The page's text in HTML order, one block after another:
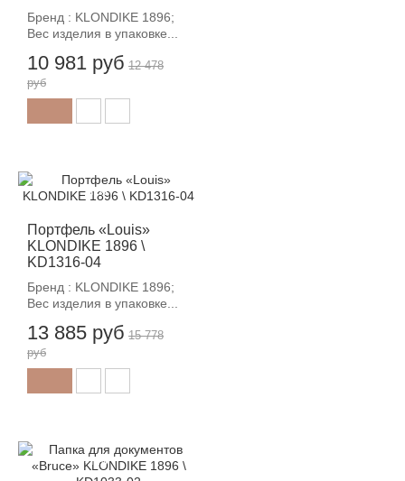
Бренд : KLONDIKE 1896;
Вес изделия в упаковке...
10 981 руб 12 478
руб
Портфель «Louis»
KLONDIKE 1896 \
KD1316-04
Бренд : KLONDIKE 1896;
Вес изделия в упаковке...
13 885 руб
-12%
15 778
руб
-12%